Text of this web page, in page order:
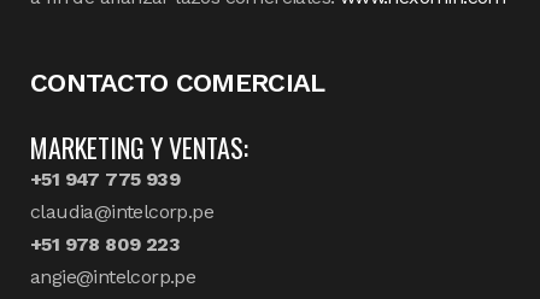
CONTACTO COMERCIAL
MARKETING Y VENTAS:
+51 947 775 939
claudia@intelcorp.pe
+51 978 809 223
angie@intelcorp.pe